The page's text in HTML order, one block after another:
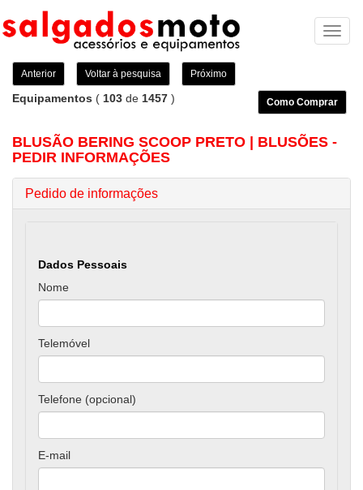
Anterior Voltar à pesquisa Próximo
Equipamentos ( 103 de 1457 ) Como Comprar
BLUSÃO BERING SCOOP PRETO | BLUSÕES -
PEDIR INFORMAÇÕES
Pedido de informações
Dados Pessoais
Nome
Telemóvel
Telefone (opcional)
E-mail